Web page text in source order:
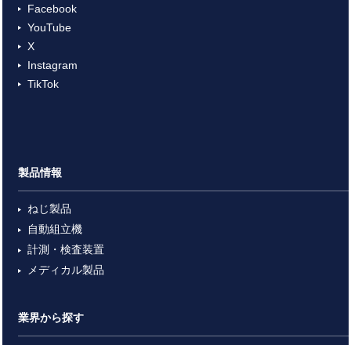
Facebook
YouTube
X
Instagram
TikTok
製品情報
ねじ製品
自動組立機
計測・検査装置
メディカル製品
業界から探す